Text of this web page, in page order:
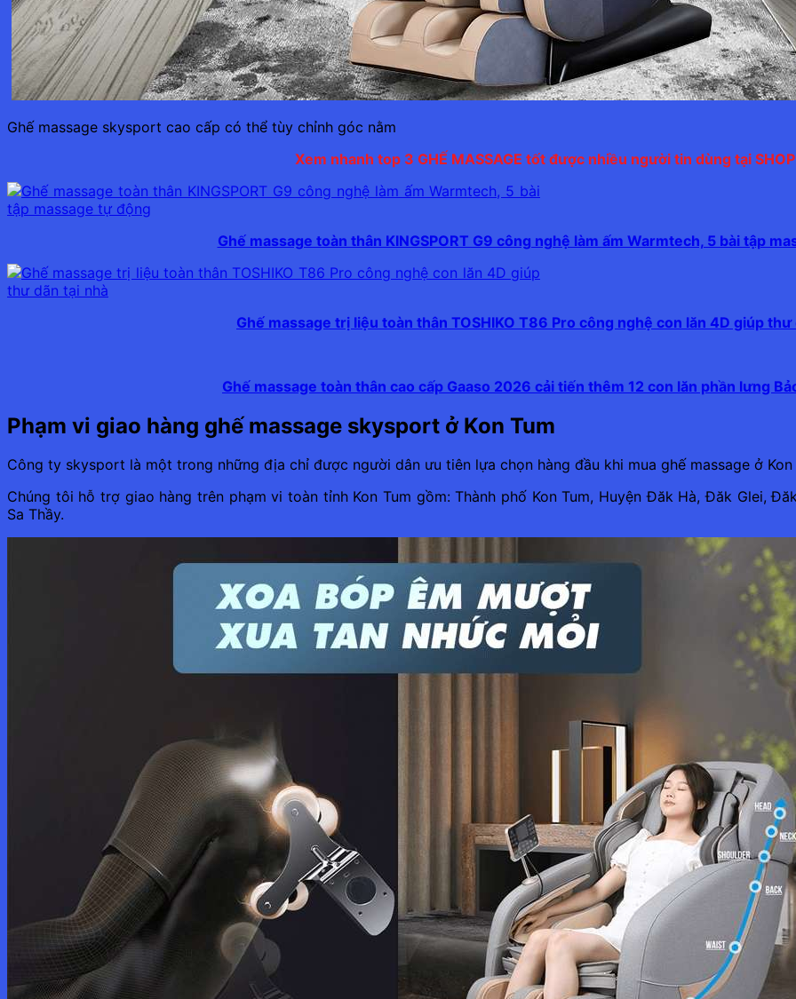
Ghế massage skysport cao cấp có thể tùy chỉnh góc nằm
Xem nhanh top 3 GHẾ MASSAGE tốt được nhiều người tin dùng tại
Ghế massage toàn thân KINGSPORT G9 công nghệ làm ấm Warmtech, 5 bài tập
Ghế massage trị liệu toàn thân TOSHIKO T86 Pro công nghệ con lăn 4D giúp thư
Ghế massage toàn thân cao cấp Gaaso 2026 cải tiến thêm 12 con lăn phần lưng
Phạm vi giao hàng ghế massage skysport ở Kon Tum
Công ty skysport là một trong những địa chỉ được người dân ưu tiên lựa chọn hàng đầu khi mua ghế massage ở Kon
Chúng tôi hỗ trợ giao hàng trên phạm vi toàn tỉnh Kon Tum gồm: Thành phố Kon Tum, Huyện Đăk Hà, Đăk Glei,
Sa Thầy.